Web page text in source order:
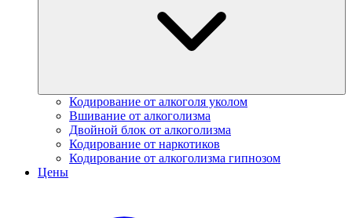
Кодирование от алкоголя уколом
Вшивание от алкоголизма
Двойной блок от алкоголизма
Кодирование от наркотиков
Кодирование от алкоголизма гипнозом
Цены